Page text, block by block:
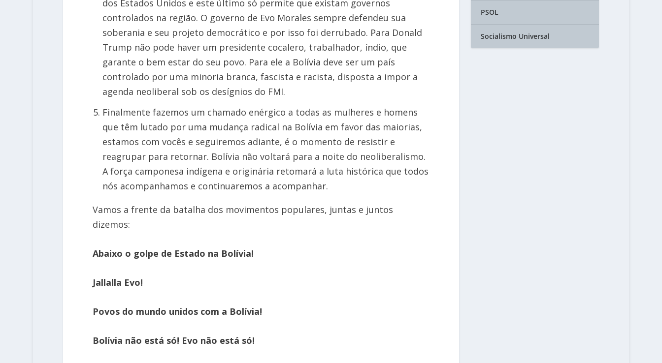
dos Estados Unidos e este último só permite que existam governos
controlados na região. O governo de Evo Morales sempre defendeu sua
soberania e seu projeto democrático e por isso foi derrubado. Para Donald
Trump não pode haver um presidente cocalero, trabalhador, índio, que
garante o bem estar do seu povo. Para ele a Bolívia deve ser um país
controlado por uma minoria branca, fascista e racista, disposta a impor a
agenda neoliberal sob os desígnios do FMI.
Finalmente fazemos um chamado enérgico a todas as mulheres e homens
que têm lutado por uma mudança radical na Bolívia em favor das maiorias,
estamos com vocês e seguiremos adiante, é o momento de resistir e
reagrupar para retornar. Bolívia não voltará para a noite do neoliberalismo.
A força camponesa indígena e originária retomará a luta histórica que todos
nós acompanhamos e continuaremos a acompanhar.
Vamos a frente da batalha dos movimentos populares, juntas e juntos
dizemos:
Abaixo o golpe de Estado na Bolívia!
Jallalla Evo!
Povos do mundo unidos com a Bolívia!
Bolívia não está só! Evo não está só!
PSOL
Socialismo Universal